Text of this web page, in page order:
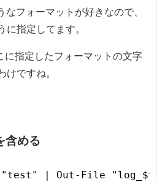
フォーマットが好きなので、
に指定してます。
に指定したフォーマットの文字
けですね。
含める
"test" | Out-File